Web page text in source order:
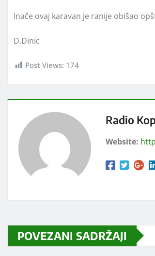
Inače ovaj karavan je ranije obišao
D.Dinic
Post Views: 174
Radio
Website:
POVEZANI SADRŽAJI